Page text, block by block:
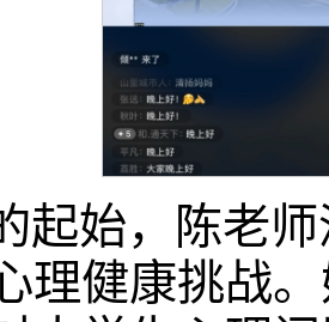
起始，陈老
理健康挑战